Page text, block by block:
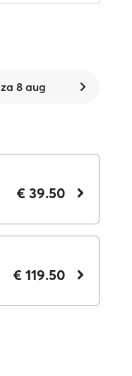
za 8 aug
€ 39.50
€ 119.50